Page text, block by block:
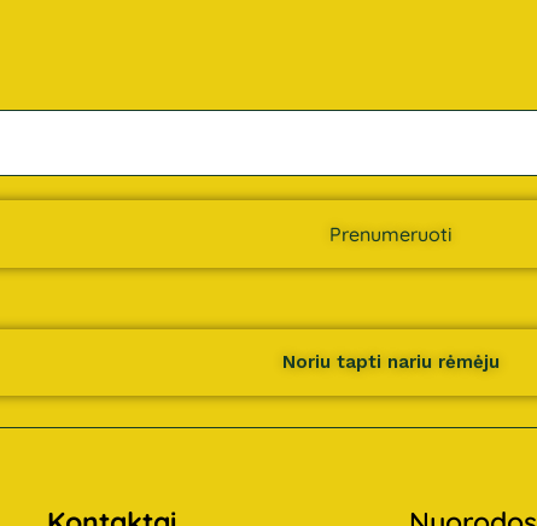
Prenumeruoti
Noriu tapti nariu rėmėju